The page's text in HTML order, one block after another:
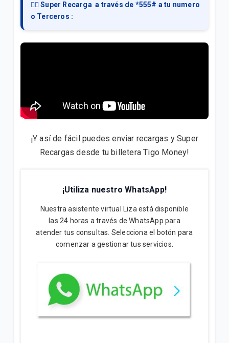
Money?
👉🏻 Super Recarga a través de *555# a tu numero
o Terceros :
¡Y así de fácil puedes enviar recargas y Super
Recargas desde tu billetera Tigo Money!
¡Utiliza nuestro WhatsApp!
Nuestra asistente virtual Liza está disponible
las 24 horas a través de WhatsApp para
atender tus consultas. Selecciona el botón para
comenzar a gestionar tus servicios.